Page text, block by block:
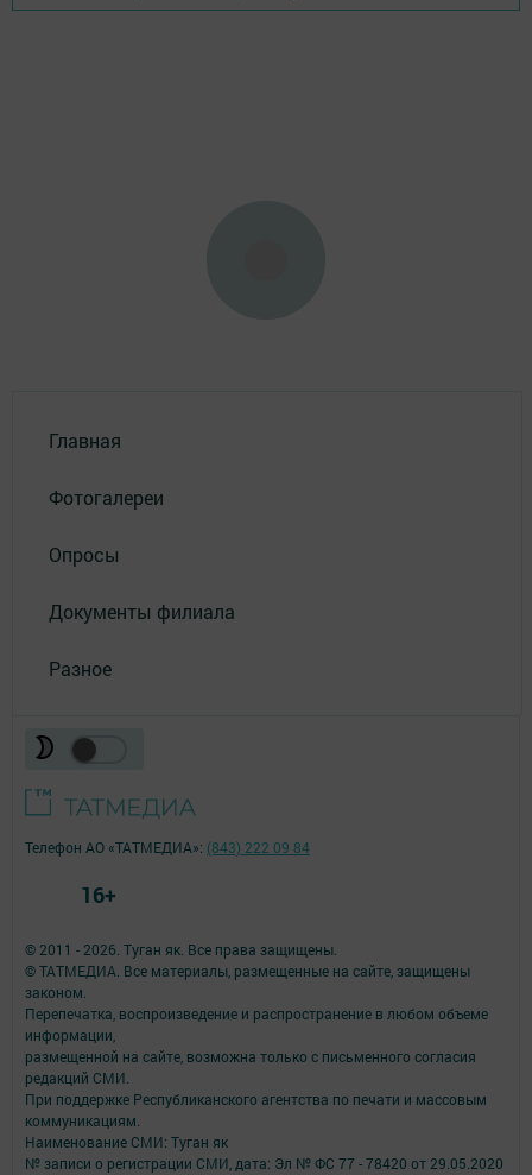
Главная
Фотогалереи
Опросы
Документы филиала
Разное
© 2011 - 2026. Туган як. Все права защищены.
© ТАТМЕДИА. Все материалы, размещенные на сайте, защищены
законом.
Перепечатка, воспроизведение и распространение в любом объеме
информации,
размещенной на сайте, возможна только с письменного согласия
редакций СМИ.
При поддержке Республиканского агентства по печати и массовым
коммуникациям.
Наименование СМИ: Туган як
№ записи о регистрации СМИ, дата: Эл № ФС 77 - 78420 от 29.05.2020
Телефон АО «ТАТМЕДИА»: (843) 222 09 84
16+